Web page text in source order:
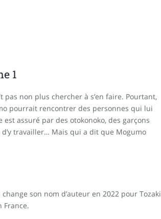
1
pas non plus chercher à s’en faire. Pourtant,
pourrait rencontrer des personnes qui lui
assuré par des otokonoko, des garçons
travailler… Mais qui a dit que Mogumo
son nom d’auteur en 2022 pour Tozaki
France.